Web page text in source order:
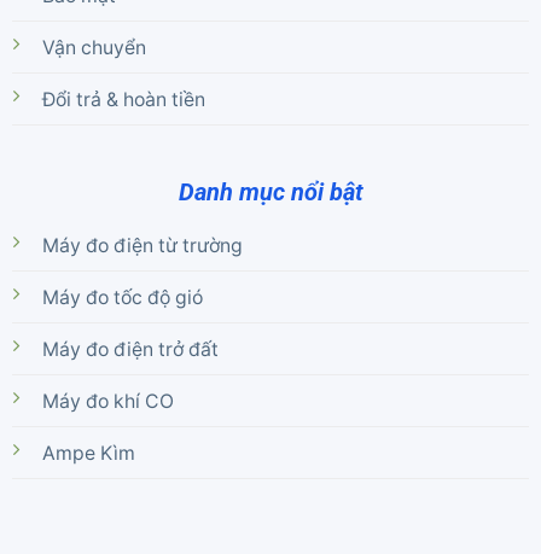
Vận chuyển
Đổi trả & hoàn tiền
Danh mục nổi bật
Máy đo điện từ trường
Máy đo tốc độ gió
Máy đo điện trở đất
Máy đo khí CO
Ampe Kìm